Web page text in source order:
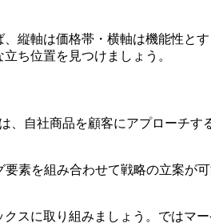
縦軸は価格帯・横軸は機能性と
ち位置を見つけましょう。
自社商品を顧客にアプローチす
素を組み合わせて戦略の立案が
スに取り組みましょう。ではマ